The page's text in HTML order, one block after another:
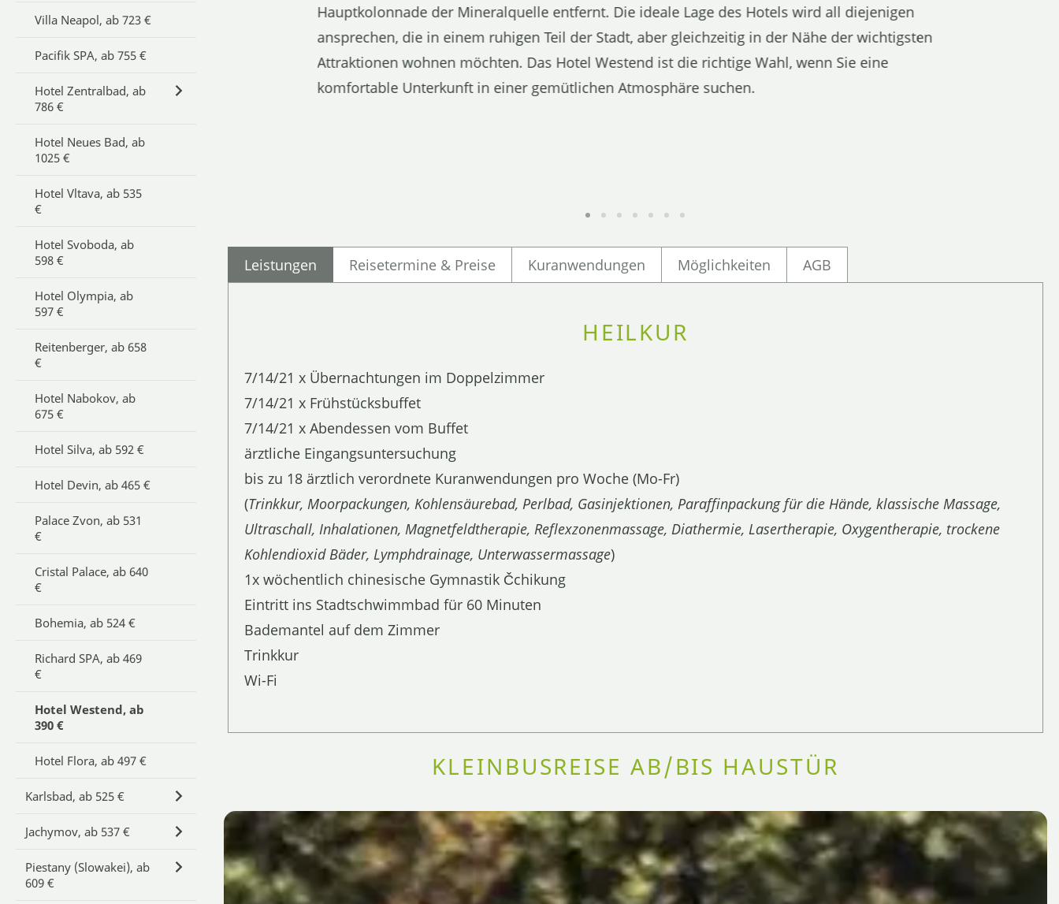
Villa Neapol, ab 723 €
Pacifik SPA, ab 755 €
Hotel Zentralbad, ab
786 €
Hotel Neues Bad, ab
1025 €
Hotel Vltava, ab 535
€
Hotel Svoboda, ab
598 €
Hotel Olympia, ab
597 €
Reitenberger, ab 658
€
Hotel Nabokov, ab
675 €
Hotel Silva, ab 592 €
Hotel Devin, ab 465 €
Palace Zvon, ab 531
€
Cristal Palace, ab 640
€
Bohemia, ab 524 €
Richard SPA, ab 469
€
Hotel Westend, ab
390 €
Hotel Flora, ab 497 €
Karlsbad, ab 525 €
Jachymov, ab 537 €
Piestany (Slowakei), ab
609 €
Hauptkolonnade der Mineralquelle entfernt. Die ideale Lage des Hotels wird all diejenigen
ansprechen, die in einem ruhigen Teil der Stadt, aber gleichzeitig in der Nähe der wichtigsten
Attraktionen wohnen möchten. Das Hotel Westend ist die richtige Wahl, wenn Sie eine
komfortable Unterkunft in einer gemütlichen Atmosphäre suchen.
Leistungen Reisetermine & Preise Kuranwendungen Möglichkeiten AGB
HEILKUR
7/14/21 x Übernachtungen im Doppelzimmer
7/14/21 x Frühstücksbuffet
7/14/21 x Abendessen vom Buffet
ärztliche Eingangsuntersuchung
bis zu 18 ärztlich verordnete Kuranwendungen pro Woche (Mo-Fr)
(Trinkkur, Moorpackungen, Kohlensäurebad, Perlbad, Gasinjektionen, Paraffinpackung für die Hände, klassische Massage,
Ultraschall, Inhalationen, Magnetfeldtherapie, Reflexzonenmassage, Diathermie, Lasertherapie, Oxygentherapie, trockene
Kohlendioxid Bäder, Lymphdrainage, Unterwassermassage)
1x wöchentlich chinesische Gymnastik Čchikung
Eintritt ins Stadtschwimmbad für 60 Minuten
Bademantel auf dem Zimmer
Trinkkur
Wi-Fi
KLEINBUSREISE AB/BIS HAUSTÜR